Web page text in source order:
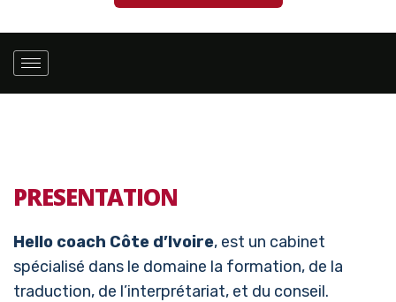
PRESENTATION
Hello coach Côte d’Ivoire, est un cabinet
spécialisé dans le domaine la formation, de la
traduction, de l’interprétariat, et du conseil.